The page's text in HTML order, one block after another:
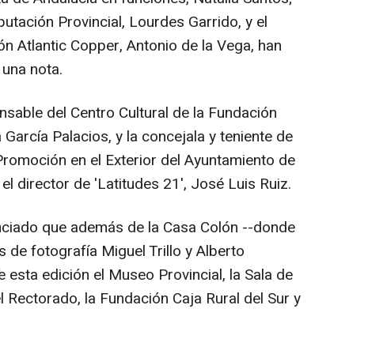
Provincial, Lourdes Garrido, y el
Atlantic Copper, Antonio de la Vega, han
nota.
del Centro Cultural de la Fundación
Palacios, y la concejala y teniente de
en el Exterior del Ayuntamiento de
director de 'Latitudes 21', José Luis Ruiz.
que además de la Casa Colón --donde
de fotografía Miguel Trillo y Alberto
edición el Museo Provincial, la Sala de
la Fundación Caja Rural del Sur y